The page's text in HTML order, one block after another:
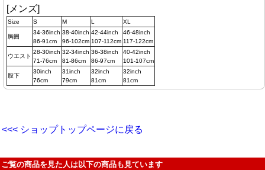
[メンズ]
Size S M L XL
胸囲
34-36inch
86-91cm
38-40inch
96-102cm
42-44inch
107-112cm
46-48inch
117-122cm
ウエスト
28-30inch
71-76cm
32-34inch
81-86cm
36-38inch
86-97cm
40-42inch
101-107cm
股下
30inch
76cm
31inch
79cm
32inch
81cm
32inch
81cm
<<< ショップトップページに戻る
ご覧の商品を見た人は以下の商品も見ています